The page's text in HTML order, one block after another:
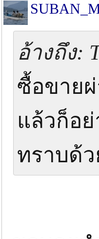
อ้างถึง:
ซื้อขาย
แล้วก็อ
ทราบด้